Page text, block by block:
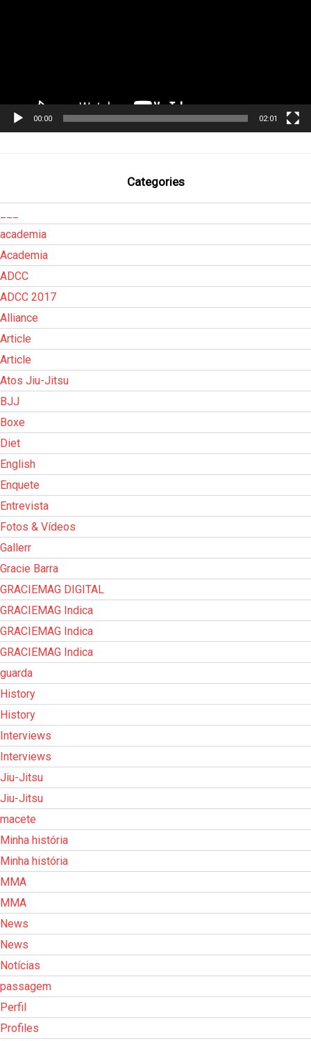
00:00 02:01
Categories
academia
Academia
ADCC
ADCC 2017
Alliance
Article
Article
Atos Jiu-Jitsu
BJJ
Boxe
Diet
English
Enquete
Entrevista
Fotos & Vídeos
Gallerr
Gracie Barra
GRACIEMAG DIGITAL
GRACIEMAG Indica
GRACIEMAG Indica
GRACIEMAG Indica
guarda
History
History
Interviews
Interviews
Jiu-Jitsu
Jiu-Jitsu
macete
Minha história
Minha história
MMA
MMA
News
News
Notícias
passagem
Perfil
Profiles